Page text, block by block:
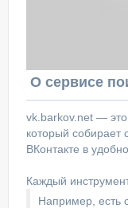
vk.barkov.net — это
который
ВКонтакте в
Каждый
Например, есть